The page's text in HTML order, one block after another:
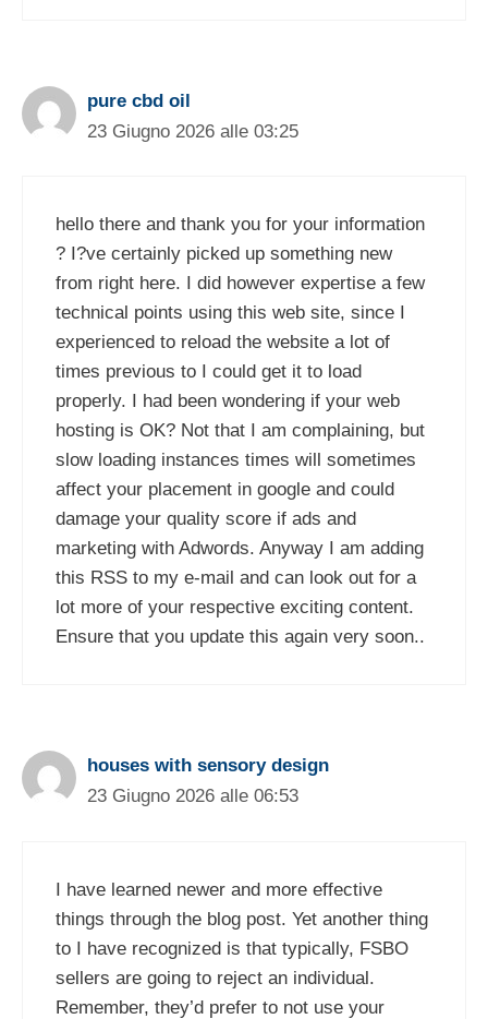
pure cbd oil
23 Giugno 2026 alle 03:25
hello there and thank you for your information
? I?ve certainly picked up something new
from right here. I did however expertise a few
technical points using this web site, since I
experienced to reload the website a lot of
times previous to I could get it to load
properly. I had been wondering if your web
hosting is OK? Not that I am complaining, but
slow loading instances times will sometimes
affect your placement in google and could
damage your quality score if ads and
marketing with Adwords. Anyway I am adding
this RSS to my e-mail and can look out for a
lot more of your respective exciting content.
Ensure that you update this again very soon..
houses with sensory design
23 Giugno 2026 alle 06:53
I have learned newer and more effective
things through the blog post. Yet another thing
to I have recognized is that typically, FSBO
sellers are going to reject an individual.
Remember, they’d prefer to not use your